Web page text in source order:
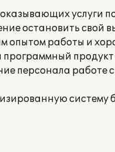
услуги
остановить свой
опытом работы и
персонала работе
систему